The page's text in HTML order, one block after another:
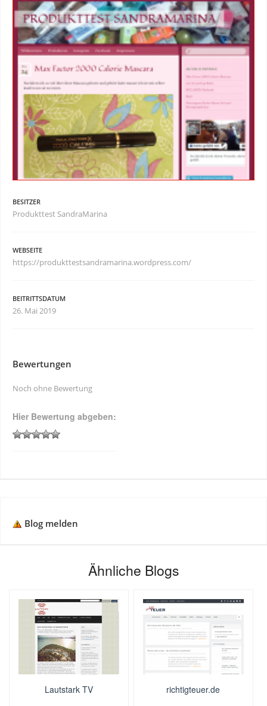
BESITZER
Produkttest SandraMarina
WEBSEITE
https://produkttestsandramarina.wordpress.com/
BEITRITTSDATUM
26. Mai 2019
Bewertungen
Noch ohne Bewertung
Hier Bewertung abgeben:
Blog melden
Ähnliche Blogs
Lautstark TV richtigteuer.de